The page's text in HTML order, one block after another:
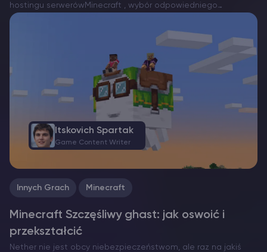
hostingu serwerówMinecraft , wybór odpowiedniego
programu ładującego mody jest niezbędny. Obecnie istnieją
trzy znaczące opcje: Forge, Fabric i niedawno powstały
NeoForge. Każdy z nich ma swoje mocne strony i…
Innych Grach Minecraft
Minecraft Szczęśliwy ghast: jak oswoić i
przekształcić
Nether nie jest obcy niebezpieczeństwom, ale raz na jakiś
Itskovich Spartak
Game Content Writer